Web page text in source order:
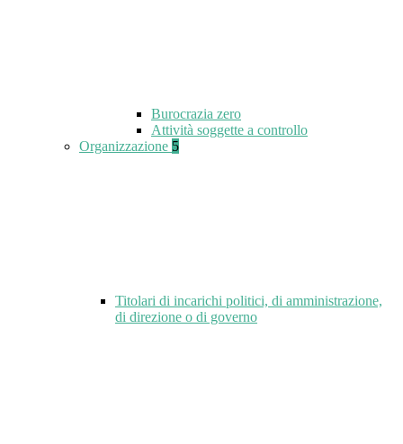
Burocrazia zero
Attività soggette a controllo
Organizzazione 5
Titolari di incarichi politici, di amministrazione,
di direzione o di governo